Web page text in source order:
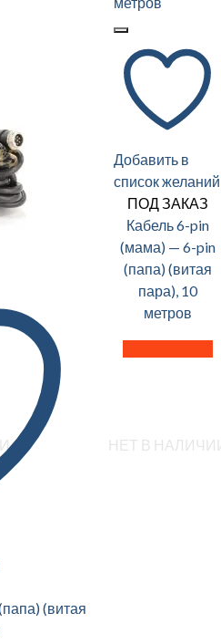
(витая
Добавить в
список желаний
НЕТ В
ПОД ЗАКАЗ
Кабель 6-pin
(мама) — 6-pin
(папа) (витая
пара), 10
метров